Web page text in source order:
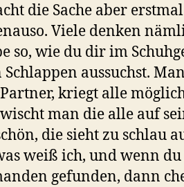
die Sache aber
Viele denken
so, wie du dir im
Schlappen aussuchst.
kriegt alle
man die alle auf
die sieht zu schlau
weiß ich, und wenn
gefunden, dann